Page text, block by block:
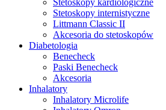
Stetoskopy kardiologiczne
Stetoskopy internistyczne
Littmann Classic II
Akcesoria do stetoskopów
Diabetologia
Benecheck
Paski Benecheck
Akcesoria
Inhalatory
Inhalatory Microlife